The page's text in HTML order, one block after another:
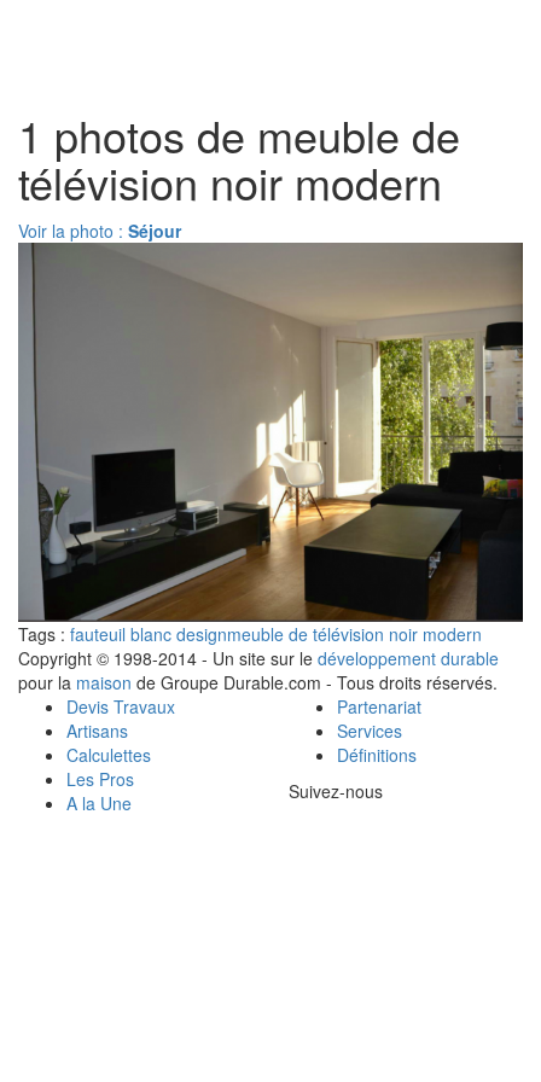
1 photos de meuble de
télévision noir modern
Voir la photo : Séjour
Tags : fauteuil blanc designmeuble de télévision noir modern
Copyright © 1998-2014 - Un site sur le développement durable
pour la maison de Groupe Durable.com - Tous droits réservés.
Devis Travaux
Artisans
Calculettes
Les Pros
A la Une
Partenariat
Services
Définitions
Suivez-nous